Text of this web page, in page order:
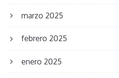
marzo 2025
febrero 2025
enero 2025